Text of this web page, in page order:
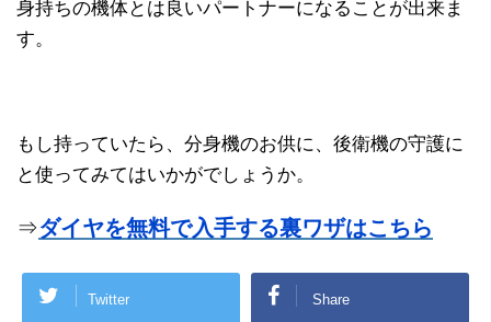
身持ちの機体とは良いパートナーになることが出来ま
す。
もし持っていたら、分身機のお供に、後衛機の守護に
と使ってみてはいかがでしょうか。
⇒ダイヤを無料で入手する裏ワザはこちら
Twitter Share